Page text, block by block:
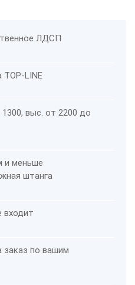
ЛДСП
LINE
выс. от 2200 до
и меньше
штанга
входит
по вашим